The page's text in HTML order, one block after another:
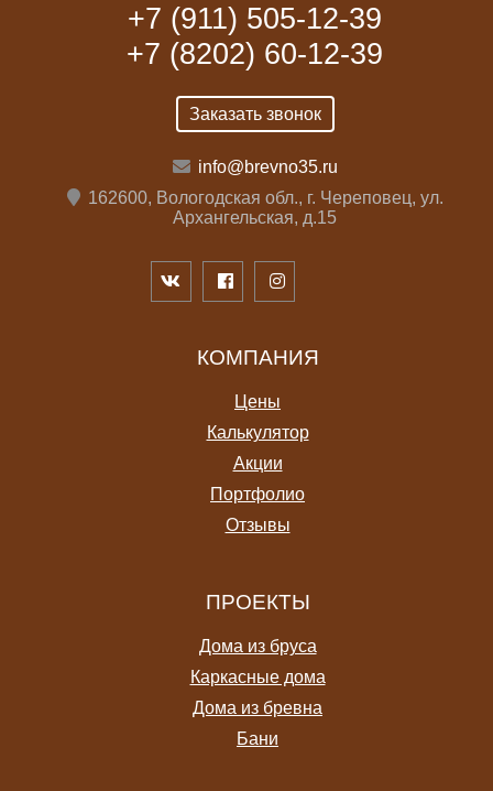
+7 (911) 505-12-39
+7 (8202) 60-12-39
Заказать звонок
info@brevno35.ru
162600, Вологодская обл., г. Череповец, ул.
Архангельская, д.15
КОМПАНИЯ
Цены
Калькулятор
Акции
Портфолио
Отзывы
ПРОЕКТЫ
Дома из бруса
Каркасные дома
Дома из бревна
Бани